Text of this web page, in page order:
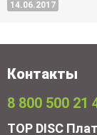
14.06.2017
Контакты
8 800 500 21
TOP DISC